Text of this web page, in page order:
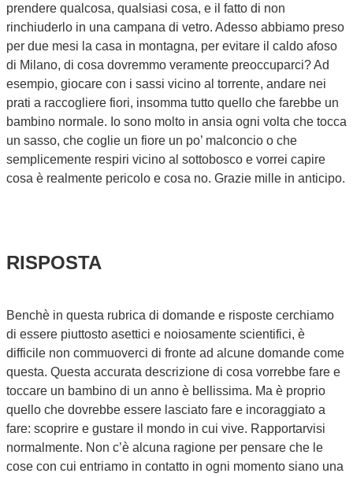
prendere qualcosa, qualsiasi cosa, e il fatto di non
rinchiuderlo in una campana di vetro. Adesso abbiamo preso
per due mesi la casa in montagna, per evitare il caldo afoso
di Milano, di cosa dovremmo veramente preoccuparci? Ad
esempio, giocare con i sassi vicino al torrente, andare nei
prati a raccogliere fiori, insomma tutto quello che farebbe un
bambino normale. Io sono molto in ansia ogni volta che tocca
un sasso, che coglie un fiore un po’ malconcio o che
semplicemente respiri vicino al sottobosco e vorrei capire
cosa è realmente pericolo e cosa no. Grazie mille in anticipo.
RISPOSTA
Benchè in questa rubrica di domande e risposte cerchiamo
di essere piuttosto asettici e noiosamente scientifici, è
difficile non commuoverci di fronte ad alcune domande come
questa. Questa accurata descrizione di cosa vorrebbe fare e
toccare un bambino di un anno è bellissima. Ma è proprio
quello che dovrebbe essere lasciato fare e incoraggiato a
fare: scoprire e gustare il mondo in cui vive. Rapportarvisi
normalmente. Non c’è alcuna ragione per pensare che le
cose con cui entriamo in contatto in ogni momento siano una